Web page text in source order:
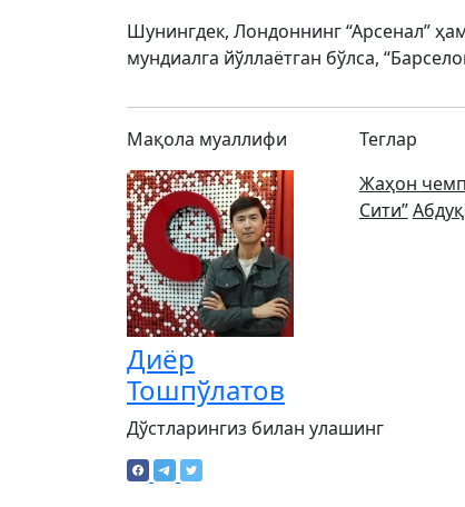
Шунингдек, Лондоннинг “Арсенал”
мундиалга йўллаётган бўлса,
Мақола муаллифи
Диёр
Тошпўлатов
Теглар
Жаҳон
Сити”
Дўстларингиз билан улашинг